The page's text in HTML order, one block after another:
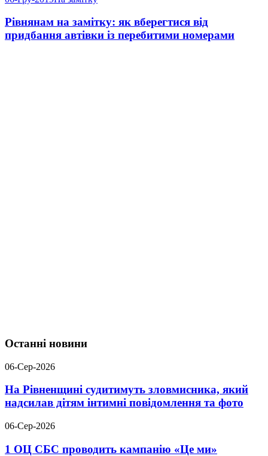
Рівнянам на замітку: як вберегтися від
придбання автівки із перебитими номерами
Останні новини
06-Сер-2026
На Рівненщині судитимуть зловмисника, який
надсилав дітям інтимні повідомлення та фото
06-Сер-2026
1 ОЦ СБС проводить кампанію «Це ми»